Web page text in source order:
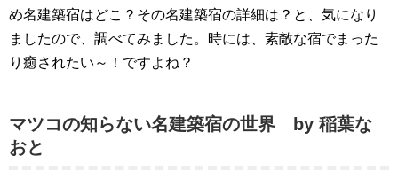
め名建築宿はどこ？その名建築宿の詳細は？と、気になり
ましたので、調べてみました。時には、素敵な宿でまった
り癒されたい～！ですよね？
マツコの知らない名建築宿の世界 by 稲葉な
おと